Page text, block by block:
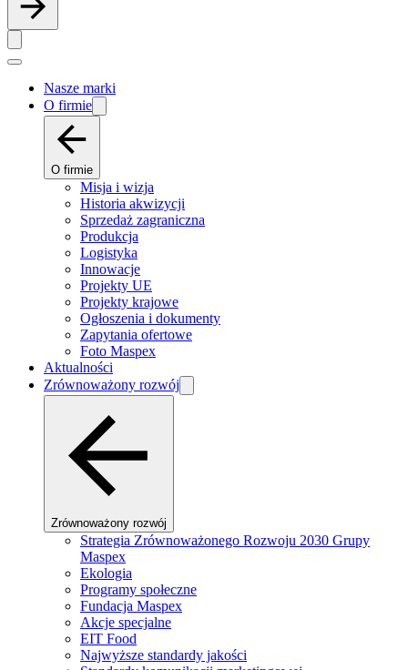
Nasze marki
O firmie
O firmie
Misja i wizja
Historia akwizycji
Sprzedaż zagraniczna
Produkcja
Logistyka
Innowacje
Projekty UE
Projekty krajowe
Ogłoszenia i dokumenty
Zapytania ofertowe
Foto Maspex
Aktualności
Zrównoważony rozwój
Zrównoważony rozwój
Strategia Zrównoważonego Rozwoju 2030 Grupy
Maspex
Ekologia
Programy społeczne
Fundacja Maspex
Akcje specjalne
EIT Food
Najwyższe standardy jakości